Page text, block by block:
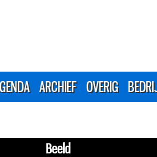
ARCHIEF OVERIG
Beeld